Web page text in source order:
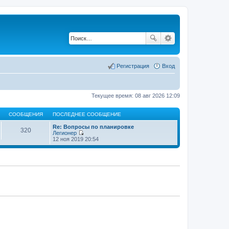
Вход
Регистрация
Текущее время: 08 авг 2026 12:09
СООБЩЕНИЯ ПОСЛЕДНЕЕ СООБЩЕНИЕ
320
Re: Вопросы по планировке
Легионер
П
е
р
12 ноя 2019 20:54